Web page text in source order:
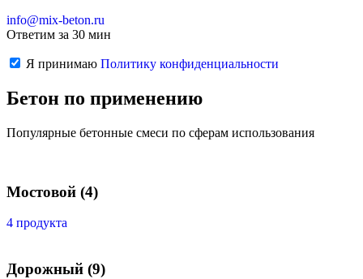
info@mix-beton.ru
Ответим за 30 мин
Я принимаю Политику конфиденциальности
Бетон по применению
Популярные бетонные смеси по сферам использования
Мостовой (4)
4 продукта
Дорожный (9)